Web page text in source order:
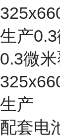
生产
0.3微
生产
配套电